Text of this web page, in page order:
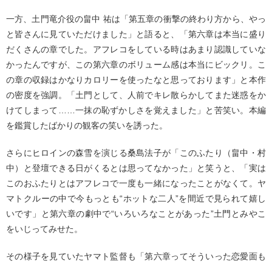
一方、土門竜介役の畠中 祐は「第五章の衝撃の終わり方から、やっ
と皆さんに見ていただけました」と語ると、「第六章は本当に盛り
だくさんの章でした。アフレコをしている時はあまり認識していな
かったんですが、この第六章のボリューム感は本当にビックリ。こ
の章の収録はかなりカロリーを使ったなと思っております」と本作
の密度を強調。「土門として、人前でキレ散らかしてまた迷惑をか
けてしまって……一抹の恥ずかしさを覚えました」と苦笑い。本編
を鑑賞したばかりの観客の笑いを誘った。
さらにヒロインの森雪を演じる桑島法子が「このふたり（畠中・村
中）と登壇できる日がくるとは思ってなかった」と笑うと、「実は
このおふたりとはアフレコで一度も一緒になったことがなくて。ヤ
マトクルーの中で今もっとも“ホットな二人”を間近で見られて嬉し
いです」と第六章の劇中で“いろいろなことがあった”土門とみやこ
をいじってみせた。
その様子を見ていたヤマト監督も「第六章ってそういった恋愛面も